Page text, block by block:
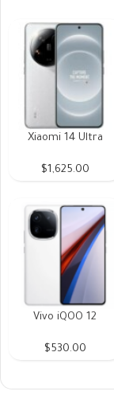
Xiaomi 14 Ultra
$1,625.00
Vivo iQOO 12
$530.00